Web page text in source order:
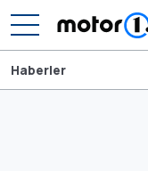
Haberler